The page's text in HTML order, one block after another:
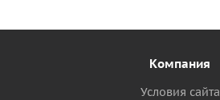
Компания
Условия сайта